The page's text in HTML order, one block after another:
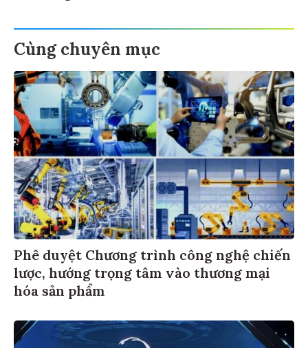
Cùng chuyên mục
Phê duyệt Chương trình công nghệ chiến
lược, hướng trọng tâm vào thương mại
hóa sản phẩm